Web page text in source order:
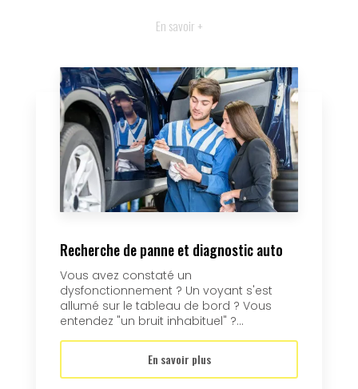
En savoir +
Recherche de panne et diagnostic auto
Vous avez constaté un
dysfonctionnement ? Un voyant s'est
allumé sur le tableau de bord ? Vous
entendez "un bruit inhabituel" ?...
En savoir plus